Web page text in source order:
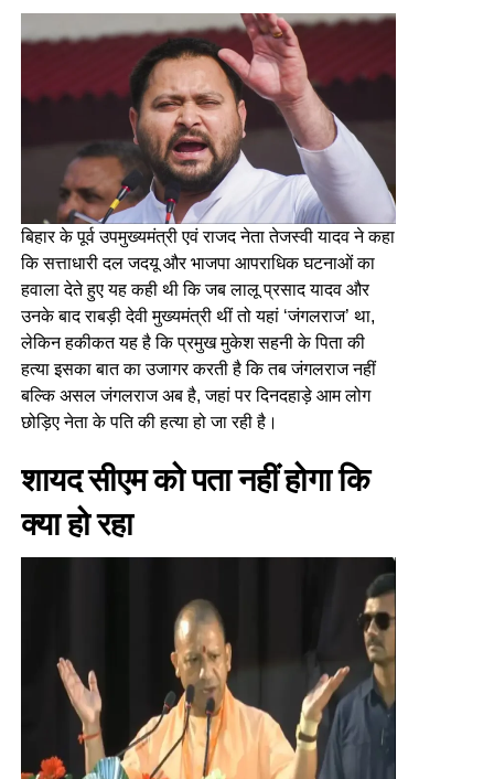
बिहार के पूर्व उपमुख्यमंत्री एवं राजद नेता तेजस्वी यादव ने कहा
कि सत्ताधारी दल जदयू और भाजपा आपराधिक घटनाओं का
हवाला देते हुए यह कही थी कि जब लालू प्रसाद यादव और
उनके बाद राबड़ी देवी मुख्यमंत्री थीं तो यहां ‘जंगलराज’ था,
लेकिन हकीकत यह है कि प्रमुख मुकेश सहनी के पिता की
हत्या इसका बात का उजागर करती है कि तब जंगलराज नहीं
बल्कि असल जंगलराज अब है, जहां पर दिनदहाड़े आम लोग
छोड़िए नेता के पति की हत्या हो जा रही है।
शायद सीएम को पता नहीं होगा कि
क्या हो रहा